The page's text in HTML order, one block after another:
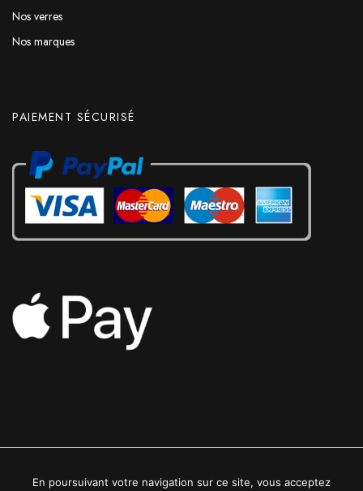
Nos verres
Nos marques
PAIEMENT SÉCURISÉ
2022 © Luxe24kt | Tous droits réservés
En poursuivant votre navigation sur ce site, vous acceptez